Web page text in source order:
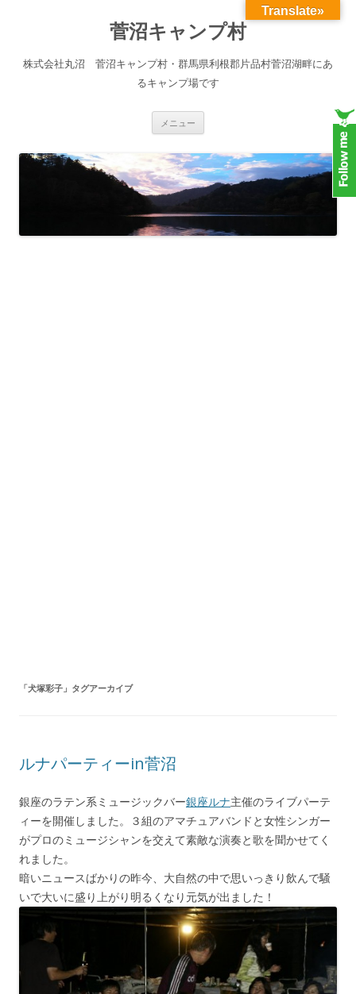
菅沼キャンプ村
株式会社丸沼 菅沼キャンプ村・群馬県利根郡片品村菅沼湖畔にあ
るキャンプ場です
メニュー
「犬塚彩子 」タグアーカイブ
ルナパーティーin菅沼
銀座のラテン系ミュージックバー銀座ルナ主催のライブパーテ
ィーを開催しました。３組のアマチュアバンドと女性シンガー
がプロのミュージシャンを交えて素敵な演奏と歌を聞かせてく
れました。
暗いニュースばかりの昨今、大自然の中で思いっきり飲んで騒
いで大いに盛り上がり明るくなり元気が出ました！
Translate»